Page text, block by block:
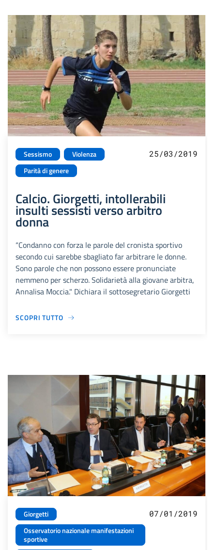
Sessismo
Violenza
Parità di genere
25/03/2019
Calcio. Giorgetti, intollerabili
insulti sessisti verso arbitro
donna
“Condanno con forza le parole del cronista sportivo
secondo cui sarebbe sbagliato far arbitrare le donne.
Sono parole che non possono essere pronunciate
nemmeno per scherzo. Solidarietà alla giovane arbitra,
Annalisa Moccia." Dichiara il sottosegretario Giorgetti
SCOPRI TUTTO
Giorgetti
Osservatorio nazionale manifestazioni
sportive
07/01/2019